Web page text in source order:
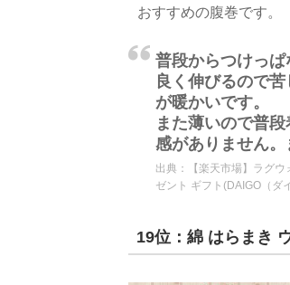
おすすめの腹巻です。
普段からつけっぱ
良く伸びるので
が暖かいです。
また薄いので普
感がありません。
出典：
【楽天市場】ラグ
ゼント ギフト(DAIGO（
19位：綿 はらまき